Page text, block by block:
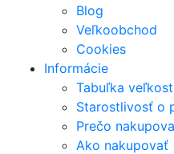
Blog
Veľkoobchod
Cookies
Informácie
Tabuľka
Starostlivosť o
Prečo
Ako nakupovať